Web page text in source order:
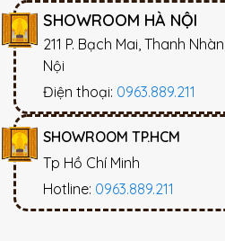
SHOWROOM HÀ NỘI
211 P. Bạch Mai, Thanh
Nội
Điện thoại: 0963.889.211
SHOWROOM TP.HCM
Tp Hồ Chí Minh
Hotline: 0963.889.211